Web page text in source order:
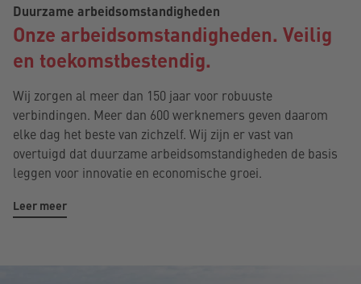
Duurzame arbeidsomstandigheden
Onze arbeidsomstandigheden. Veilig
en toekomstbestendig.
Wij zorgen al meer dan 150 jaar voor robuuste
verbindingen. Meer dan 600 werknemers geven daarom
elke dag het beste van zichzelf. Wij zijn er vast van
overtuigd dat duurzame arbeidsomstandigheden de basis
leggen voor innovatie en economische groei.
Leer meer